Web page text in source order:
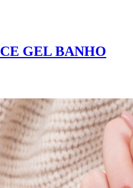
GEL BANHO